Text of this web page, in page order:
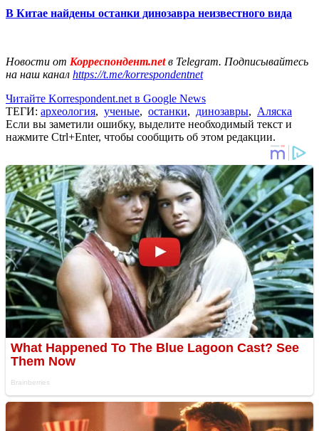
В Китае найдены останки динозавра неизвестного вида
Новости от Корреспондент.netв Telegram. Подписывайтесь
на наш канал https://t.me/korrespondentnet
Читайте Korrespondent.net в Google News
ТЕГИ: археология, ученые, останки, динозавры, Аляска
Если вы заметили ошибку, выделите необходимый текст и
нажмите Ctrl+Enter, чтобы сообщить об этом редакции.